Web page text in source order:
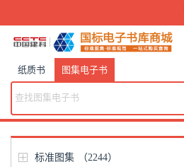
纸质书 图集电子书
标准图集 （2244）